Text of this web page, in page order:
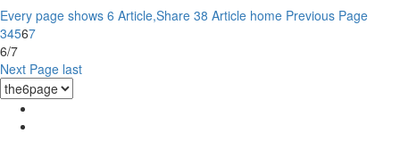
Every page shows 6 Article,Share 38 Article home Previous Page
34567
6/7
Next Page last